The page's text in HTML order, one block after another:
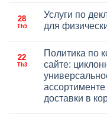
28
Th5
Услуги по
для
22
Th3
Политика по
сайте:
доставки в